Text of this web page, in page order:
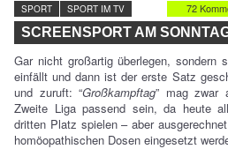
72
SPORT SPORT IM TV
SCREENSPORT AM
Gar nicht großartig überlegen, sondern
einfällt und dann ist der erste Satz
und zuruft: “Großkampftag” mag zwar
Zweite Liga passend sein, da heute
dritten Platz spielen – aber
homöopathischen Dosen eingesetzt